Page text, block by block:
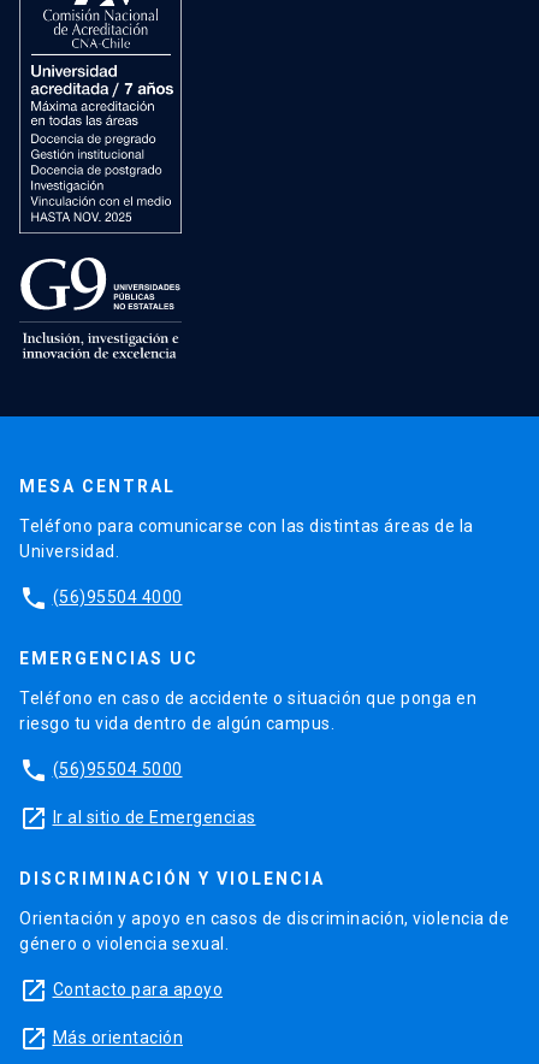
MESA CENTRAL
Teléfono para comunicarse con las distintas áreas de la
Universidad.
phone (56)95504 4000
EMERGENCIAS UC
Teléfono en caso de accidente o situación que ponga en
riesgo tu vida dentro de algún campus.
phone (56)95504 5000
launch Ir al sitio de Emergencias
DISCRIMINACIÓN Y VIOLENCIA
Orientación y apoyo en casos de discriminación, violencia de
género o violencia sexual.
launch Contacto para apoyo
launch Más orientación